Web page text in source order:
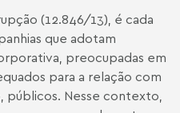
(12.846/13), é cada
que adotam
preocupadas em
para a relação com
Nesse contexto,